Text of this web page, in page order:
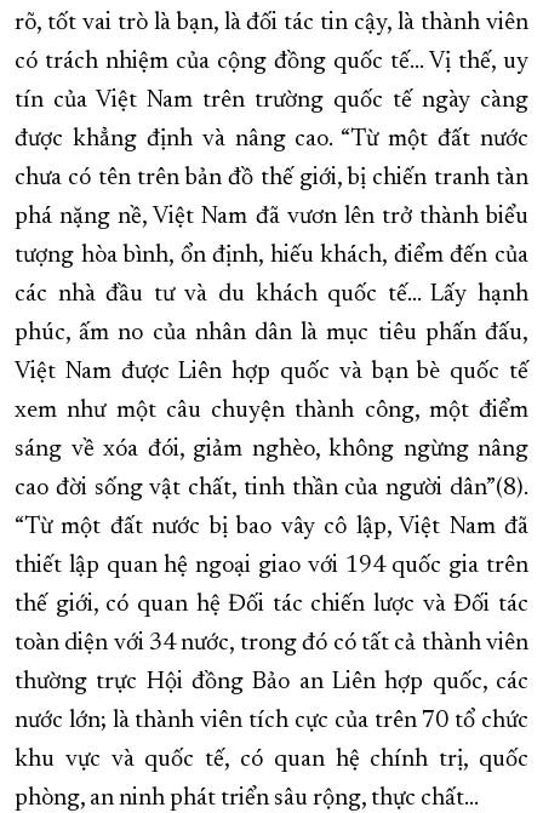
rõ, tốt vai trò là bạn, là đối tác tin cậy, là thành viên
có trách nhiệm của cộng đồng quốc tế... Vị thế, uy
tín của Việt Nam trên trường quốc tế ngày càng
được khẳng định và nâng cao. “Từ một đất nước
chưa có tên trên bản đồ thế giới, bị chiến tranh tàn
phá nặng nề, Việt Nam đã vươn lên trở thành biểu
tượng hòa bình, ổn định, hiếu khách, điểm đến của
các nhà đầu tư và du khách quốc tế... Lấy hạnh
phúc, ấm no của nhân dân là mục tiêu phấn đấu,
Việt Nam được Liên hợp quốc và bạn bè quốc tế
xem như một câu chuyện thành công, một điểm
sáng về xóa đói, giảm nghèo, không ngừng nâng
cao đời sống vật chất, tinh thần của người dân”(8).
“Từ một đất nước bị bao vây cô lập, Việt Nam đã
thiết lập quan hệ ngoại giao với 194 quốc gia trên
thế giới, có quan hệ Đối tác chiến lược và Đối tác
toàn diện với 34 nước, trong đó có tất cả thành viên
thường trực Hội đồng Bảo an Liên hợp quốc, các
nước lớn; là thành viên tích cực của trên 70 tổ chức
khu vực và quốc tế, có quan hệ chính trị, quốc
phòng, an ninh phát triển sâu rộng, thực chất...